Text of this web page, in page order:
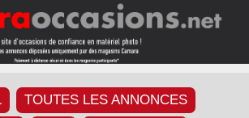
TOUTES LES ANNONCES